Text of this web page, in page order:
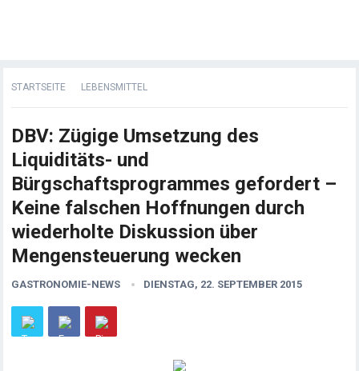
STARTSEITE LEBENSMITTEL
DBV: Zügige Umsetzung des
Liquiditäts- und
Bürgschaftsprogrammes gefordert –
Keine falschen Hoffnungen durch
wiederholte Diskussion über
Mengensteuerung wecken
GASTRONOMIE-NEWS DIENSTAG, 22. SEPTEMBER 2015